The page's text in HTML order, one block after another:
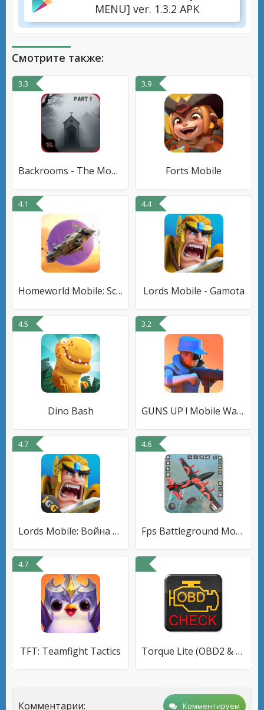
MENU] ver. 1.3.2 APK
Смотрите также:
3.3
Backrooms - The Mobile Escape
3.9
Forts Mobile
4.1
Homeworld Mobile: Sci-Fi MMO
4.4
Lords Mobile - Gamota
4.5
Dino Bash
3.2
GUNS UP ! Mobile War Strategy
4.7
Lords Mobile: Война королевств
4.6
Fps Battleground Mobile India
4.7
TFT: Teamfight Tactics Torque Lite (OBD2 & Car)
Комментарии: Комментируем